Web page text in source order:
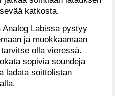
katkosta.
Labissa pystyy
ja muokkaamaan
olla vieressä.
sopivia soundeja
ladata soittolistan